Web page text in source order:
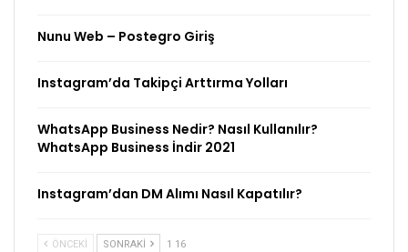
Nunu Web – Postegro Giriş
Instagram’da Takipçi Arttırma Yolları
WhatsApp Business Nedir? Nasıl Kullanılır?
WhatsApp Business İndir 2021
Instagram’dan DM Alımı Nasıl Kapatılır?
ÖNCEKI SONRAKI 1 16